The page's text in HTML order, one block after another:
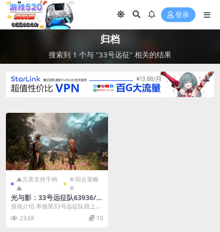
登录
归档
搜索到 1 个与 "33号远征" 相关的结果
▲完美支持手柄
▲
☆回合策略
☆
光与影：33号远征队63936/Cl
air Obscur: Expedition 33 V
游戏介绍 率领第33号远征队踏上消
灭绘母的征途，竭尽全力夺下她绘
就死亡的画刷。置...
23.6K 10